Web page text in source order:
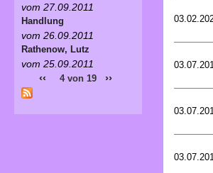
vom 27.09.2011
Handlung
vom 26.09.2011
Rathenow, Lutz
vom 25.09.2011
‹‹ 4 von 19 ››